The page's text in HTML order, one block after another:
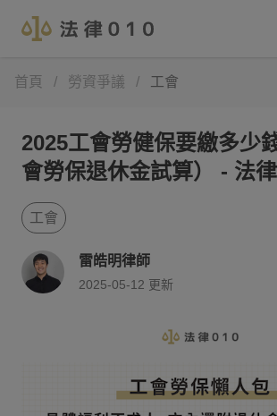
首頁 / 勞資爭議 / 工會
2025工會勞健保要繳多少
會勞保退休金試算） - 法
工會
雷皓明律師
2025-05-12 更新